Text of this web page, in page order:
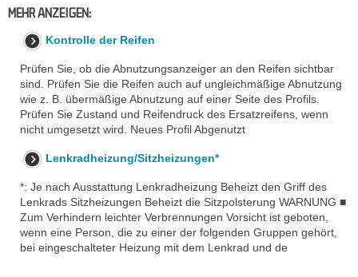
MEHR ANZEIGEN:
Kontrolle der Reifen
Prüfen Sie, ob die Abnutzungsanzeiger an den Reifen sichtbar
sind. Prüfen Sie die Reifen auch auf ungleichmäßige Abnutzung
wie z. B. übermäßige Abnutzung auf einer Seite des Profils.
Prüfen Sie Zustand und Reifendruck des Ersatzreifens, wenn
nicht umgesetzt wird. Neues Profil Abgenutzt
Lenkradheizung/Sitzheizungen*
*: Je nach Ausstattung Lenkradheizung Beheizt den Griff des
Lenkrads Sitzheizungen Beheizt die Sitzpolsterung WARNUNG ■
Zum Verhindern leichter Verbrennungen Vorsicht ist geboten,
wenn eine Person, die zu einer der folgenden Gruppen gehört,
bei eingeschalteter Heizung mit dem Lenkrad und de